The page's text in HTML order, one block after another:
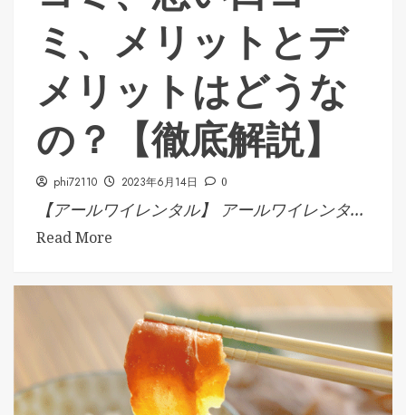
ミ、メリットとデ
メリットはどうな
の？【徹底解説】
phi72110 2023年6月14日 0
【アールワイレンタル】 アールワイレンタ...
Read More